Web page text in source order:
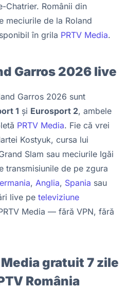
Chatrier. Românii din
meciurile de la Roland
în grila PRTV Media.
Garros 2026 live
Garros 2026 sunt
1 și Eurosport 2, ambele
PRTV Media. Fie că vrei
Kostyuk, cursa lui
Slam sau meciurile Igăi
transmisiunile de pe zgura
, Anglia, Spania sau
live pe televiziune
Media — fără VPN, fără
gratuit 7 zile
România